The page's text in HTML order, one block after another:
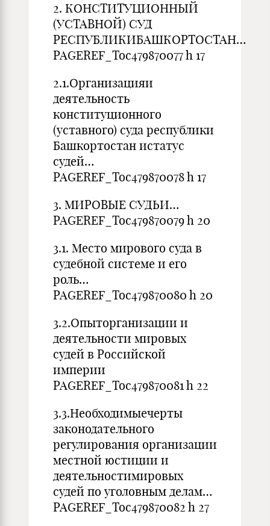
2. КОНСТИТУЦИОННЫЙ
(УСТАВНОЙ) СУД
РЕСПУБЛИКИБАШКОРТОСТАН…
PAGEREF_Toc479870077 h 17
2.1.Организацияи
деятельность
конституционного
(уставного) суда республики
Башкортостан истатус
судей…
PAGEREF_Toc479870078 h 17
3. МИРОВЫЕ СУДЬИ…
PAGEREF_Toc479870079 h 20
3.1. Место мирового суда в
судебной системе и его
роль…
PAGEREF_Toc479870080 h 20
3.2.Опыторганизации и
деятельности мировых
судей в Российской
империи
PAGEREF_Toc479870081 h 22
3.3.Необходимыечерты
законодательного
регулирования организации
местной юстиции и
деятельностимировых
судей по уголовным делам…
PAGEREF_Toc479870082 h 27